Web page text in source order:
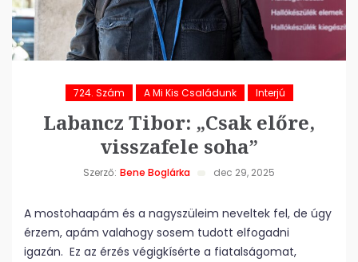
724. Szám A Mi Kis Családunk Interjú
Labancz Tibor: „Csak előre,
visszafele soha”
Szerző: Bene Boglárka dec 29, 2025
A mostohaapám és a nagyszüleim neveltek fel, de úgy
érzem, apám valahogy sosem tudott elfogadni
igazán. Ez az érzés végigkísérte a fiatalságomat,